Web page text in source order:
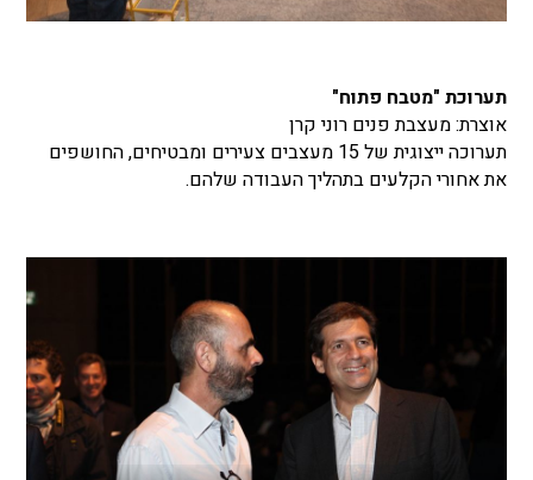
תערוכת "מטבח פתוח"
אוצרת: מעצבת פנים רוני קרן
תערוכה ייצוגית של 15 מעצבים צעירים ומבטיחים, החושפים
את אחורי הקלעים בתהליך העבודה שלהם.